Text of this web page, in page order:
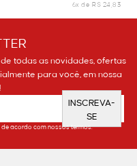
6x de R$ 24,83
todas as novidades, ofertas
para você, em nossa
INSCREVA-
SE
acordo com nossos termos.